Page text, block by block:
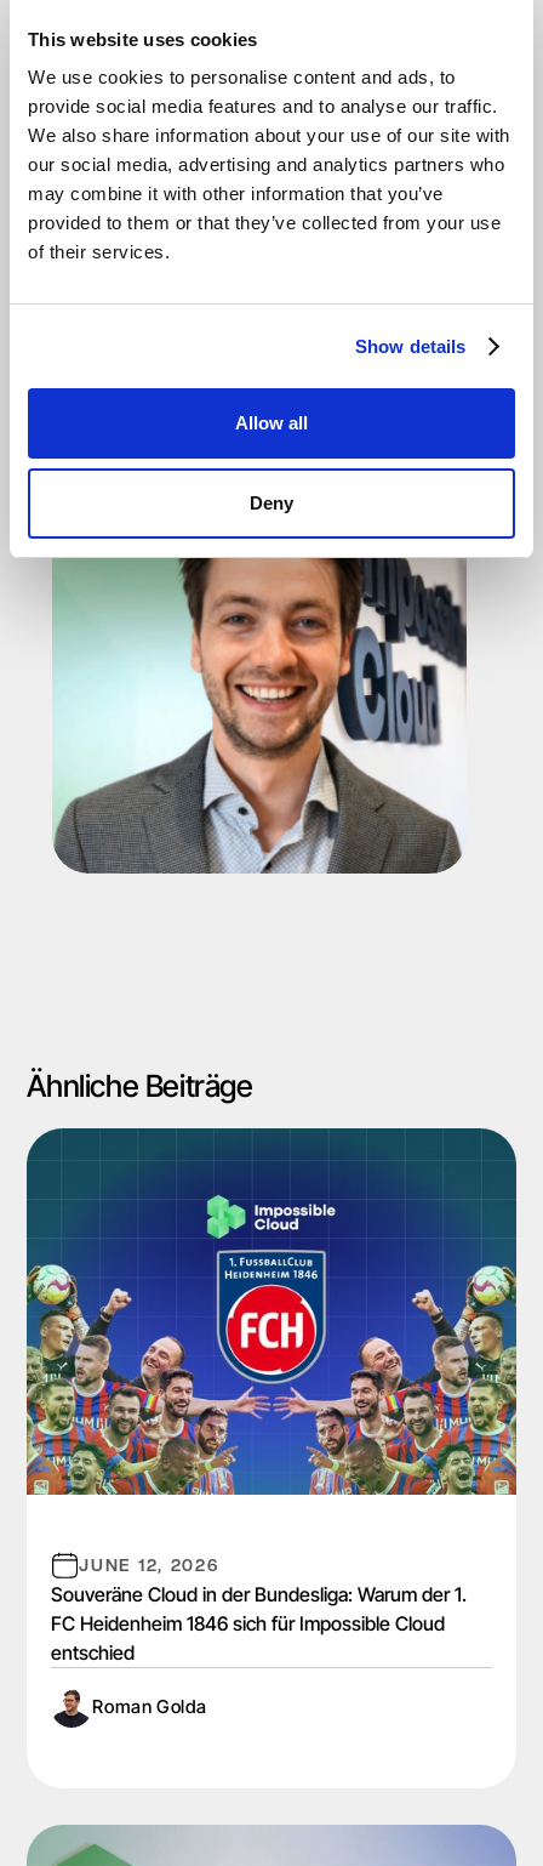
This website uses cookies
We use cookies to personalise content and ads, to
provide social media features and to analyse our traffic.
We also share information about your use of our site with
our social media, advertising and analytics partners who
may combine it with other information that you’ve
provided to them or that they’ve collected from your use
of their services.
Show details
Allow all
Deny
darum, wie schnell sie handeln werden, um diesen
Vorteil zu nutzen.
Wünschen Sie weitere
Informationen?
Senden Sie uns eine Nachricht und unsere
Jetzt beraten lassen
Ähnliche Beiträge
JUNE 12, 2026
Souveräne Cloud in der Bundesliga: Warum der 1.
FC Heidenheim 1846 sich für Impossible Cloud
entschied
Roman Golda